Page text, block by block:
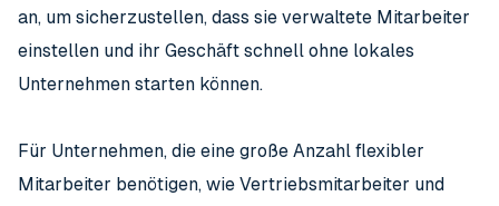
an, um sicherzustellen, dass sie verwaltete Mitarbeiter
einstellen und ihr Geschäft schnell ohne lokales
Unternehmen starten können.
Für Unternehmen, die eine große Anzahl flexibler
Mitarbeiter benötigen, wie Vertriebsmitarbeiter und